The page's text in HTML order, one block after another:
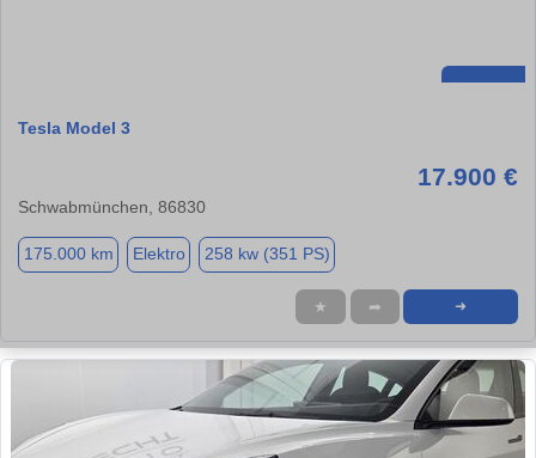
Tesla Model 3
17.900 €
Schwabmünchen, 86830
175.000 km Elektro 258 kw (351 PS)
★ ➦ ➜